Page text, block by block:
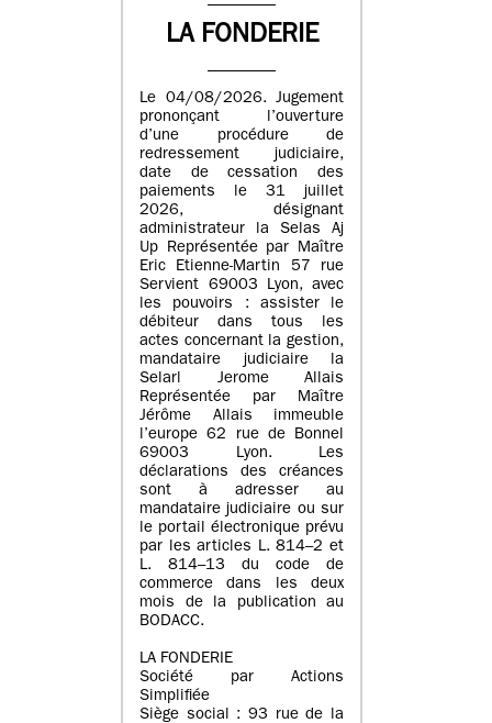
LA FONDERIE
Le 04/08/2026. Jugement
prononçant l’ouverture
d’une procédure de
redressement judiciaire,
date de cessation des
paiements le 31 juillet
2026, désignant
administrateur la Selas Aj
Up Représentée par Maître
Eric Etienne-Martin 57 rue
Servient 69003 Lyon, avec
les pouvoirs : assister le
débiteur dans tous les
actes concernant la gestion,
mandataire judiciaire la
Selarl Jerome Allais
Représentée par Maître
Jérôme Allais immeuble
l’europe 62 rue de Bonnel
69003 Lyon. Les
déclarations des créances
sont à adresser au
mandataire judiciaire ou sur
le portail électronique prévu
par les articles L. 814–2 et
L. 814–13 du code de
commerce dans les deux
mois de la publication au
BODACC.
LA FONDERIE
Société par Actions
Simplifiée
Siège social : 93 rue de la